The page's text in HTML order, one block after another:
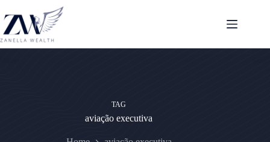
para
conteúdo
TAG
aviação executiva